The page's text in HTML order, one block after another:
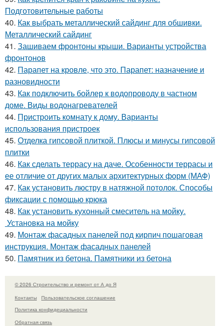
Подготовительные работы
40. Как выбрать металлический сайдинг для обшивки.
Металлический сайдинг
41. Зашиваем фронтоны крыши. Варианты устройства
фронтонов
42. Парапет на кровле, что это. Парапет: назначение и
разновидности
43. Как подключить бойлер к водопроводу в частном
доме. Виды водонагревателей
44. Пристроить комнату к дому. Варианты
использования пристроек
45. Отделка гипсовой плиткой. Плюсы и минусы гипсовой
плитки
46. Как сделать террасу на даче. Особенности террасы и
ее отличие от других малых архитектурных форм (МАФ)
47. Как установить люстру в натяжной потолок. Способы
фиксации с помощью крюка
48. Как установить кухонный смеситель на мойку.
Установка на мойку
49. Монтаж фасадных панелей под кирпич пошаговая
инструкция. Монтаж фасадных панелей
50. Памятник из бетона. Памятники из бетона
© 2026 Строительство и ремонт от А до Я
Контакты
Пользовательское соглашение
Политика конфидециальности
Обратная связь